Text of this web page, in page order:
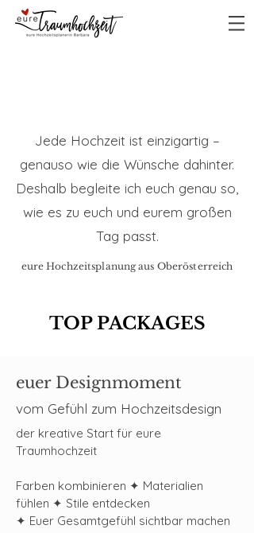
Jede Hochzeit ist einzigartig –
genauso wie die Wünsche dahinter.
Deshalb begleite ich euch genau so,
wie es zu euch und eurem großen
Tag passt.
eure Hochzeitsplanung aus Oberösterreich
TOP PACKAGES
euer Designmoment
vom Gefühl zum Hochzeitsdesign
der kreative Start für eure
Traumhochzeit
Farben kombinieren ✦ Materialien
fühlen ✦ Stile entdecken
✦ Euer Gesamtgefühl sichtbar machen